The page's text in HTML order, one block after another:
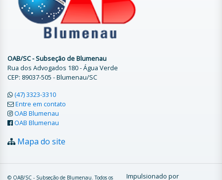
OAB/SC - Subseção de Blumenau
Rua dos Advogados 180 - Água Verde
CEP: 89037-505 - Blumenau/SC
(47) 3323-3310
Entre em contato
OAB Blumenau
OAB Blumenau
Mapa do site
© OAB/SC - Subseção de Blumenau. Todos os Impulsionado por